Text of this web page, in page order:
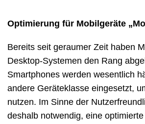
Optimierung für Mobilgeräte
Bereits seit geraumer Zeit haben
Desktop-Systemen den Rang
Smartphones werden wesentlich
andere Geräteklasse eingesetzt,
nutzen. Im Sinne der
deshalb notwendig, eine